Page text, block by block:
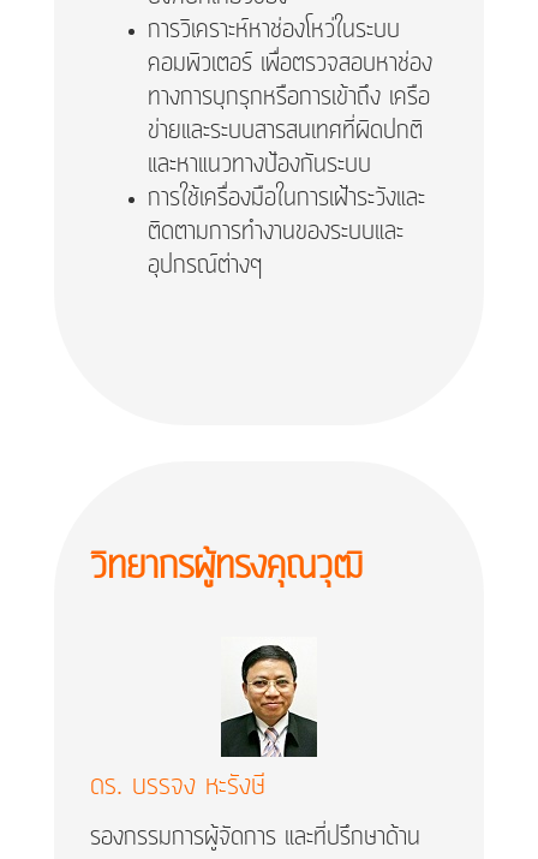
การวิเคราะห์หาช่องโหว่ในระบบ
คอมพิวเตอร์ เพื่อตรวจสอบหาช่อง
ทางการบุกรุกหรือการเข้าถึง เครือ
ข่ายและระบบสารสนเทศที่ผิดปกติ
และหาแนวทางป้องกันระบบ
การใช้เครื่องมือในการเฝ้าระวังและ
ติดตามการทำงานของระบบและ
อุปกรณ์ต่างๆ
วิทยากร​ผู้ทรงคุณวุฒิ
ดร. บรรจง หะรังษี
รองกรรมการผู้จัดการ และที่ปรึกษาด้าน